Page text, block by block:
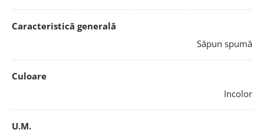
Caracteristică generală
Săpun spumă
Culoare
Incolor
U.M.